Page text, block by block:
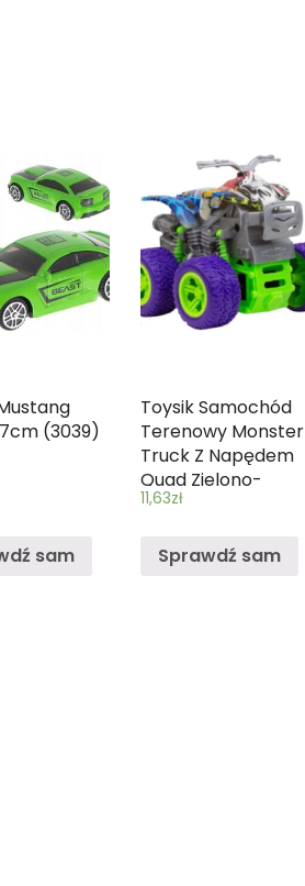
(3039)
sam
Toysik Samochód
Terenowy Monster
Truck Z Napędem
Quad Zielono-
Fioletowy 1:36
11,63zł
Sprawdź sam